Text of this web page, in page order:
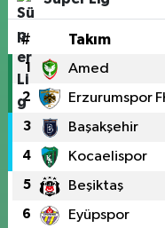
# Takım
1 Amed
2 Erzurumspor
3 Başakşehir
4 Kocaelispor
5 Beşiktaş
6 Eyüpspor